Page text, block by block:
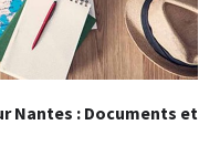
Nantes : Documents et